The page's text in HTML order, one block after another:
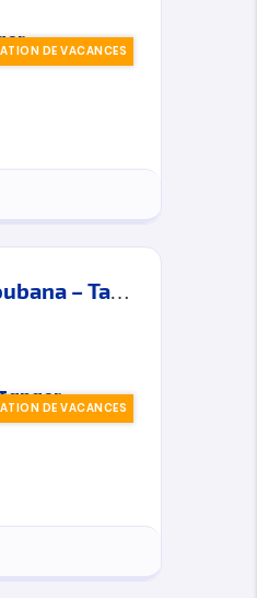
DE VACANCES
Villa Meublée en location saisonnière – Boubana – Tanger
DE VACANCES